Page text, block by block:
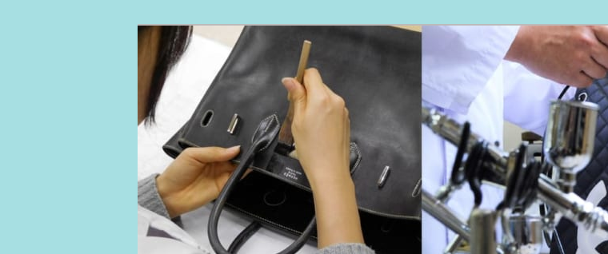
革製品リペア専門店 スマイルリペ
スマイルリペアセンター中の人ブログ